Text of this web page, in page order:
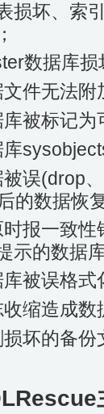
损坏、索
数据库
件无法附
被标记为
误(drop
的数据恢
报一致性
示的数据
被误格式
收缩造成
坏的备份